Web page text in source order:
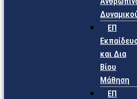
ΕΠ
και Δια
Βίου
Μάθηση
ΕΠ